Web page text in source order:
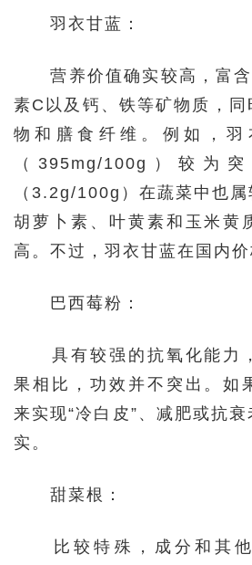
羽衣甘蓝：
营养价值确实较高，富含
素C以及钙、铁等矿物质，
物和膳食纤维。例如，羽
（395mg/100g）较为
（3.2g/100g）在蔬菜中也
胡萝卜素、叶黄素和玉米黄
高。不过，羽衣甘蓝在国内价
巴西莓粉：
具有较强的抗氧化能力
果相比，功效并不突出。如
来实现“冷白皮”、减肥或抗
实。
甜菜根：
比较特殊，成分和其他